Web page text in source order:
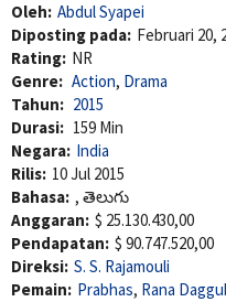
Oleh: Abdul Syapei
Diposting pada: Februari 20,
Rating: NR
Genre: Action, Drama
Tahun: 2015
Durasi: 159 Min
Negara: India
Rilis: 10 Jul 2015
Bahasa: , తెలుగు
Anggaran: $ 25.130.430,00
Pendapatan: $ 90.747.520,00
Direksi: S. S. Rajamouli
Pemain: Prabhas, Rana